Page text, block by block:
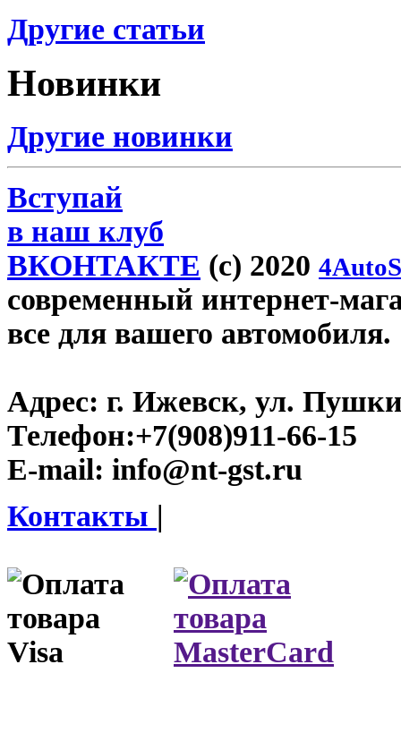
Другие статьи
Новинки
Другие новинки
Вступай
в наш клуб
ВКОНТАКТЕ (c) 2020
современный интернет-
все для вашего автомобиля.
Адрес: г. Ижевск, ул.
Телефон:+7(908)911-66-15
E-mail: info@nt-gst.ru
Контакты |